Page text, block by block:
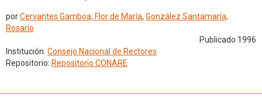
porCervantes Gamboa, Flor de María, González Santamaría,
Rosario
Publicado 1996
Institución: Consejo Nacional de Rectores
Repositorio: Repositorio CONARE